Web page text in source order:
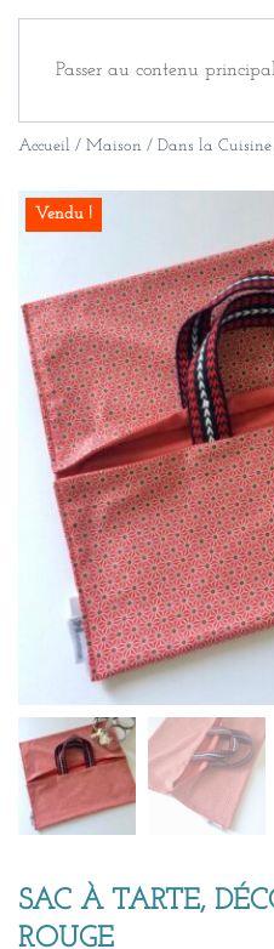
Passer au contenu
Accueil / Maison / Dans la Cuisine
Vendu !
SAC À TARTE,
ROUGE